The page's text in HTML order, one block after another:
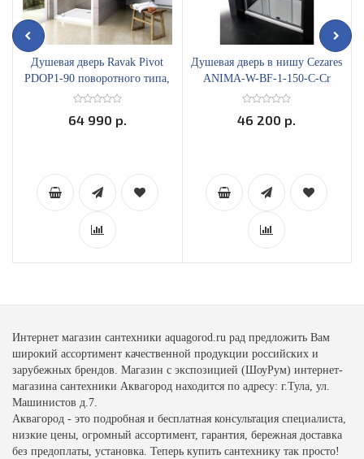
Душевая дверь Ravak Pivot
PDOP1-90 поворотного типа,
белый профиль прозрачное
64 990 р.
Душевая дверь в нишу Cezares
ANIMA-W-BF-1-150-C-Cr
раздвижная прозрачное стекло
46 200 р.
Интернет магазин сантехники aquagorod.ru рад предложить Вам
широкий ассортимент качественной продукции российских и
зарубежных брендов. Магазин с экспозицией (ШоуРум) интернет-
магазина сантехники Аквагород находится по адресу: г.Тула, ул.
Машинистов д.7.
Аквагород - это подробная и бесплатная консультация специалиста,
низкие цены, огромный ассортимент, гарантия, бережная доставка
без предоплаты, установка. Теперь купить сантехнику так просто!